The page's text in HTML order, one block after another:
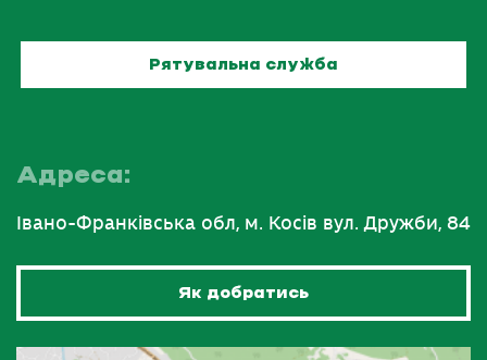
Рятувальна служба
Адреса:
Івано-Франківська обл, м. Косів вул. Дружби, 84
Як добратись